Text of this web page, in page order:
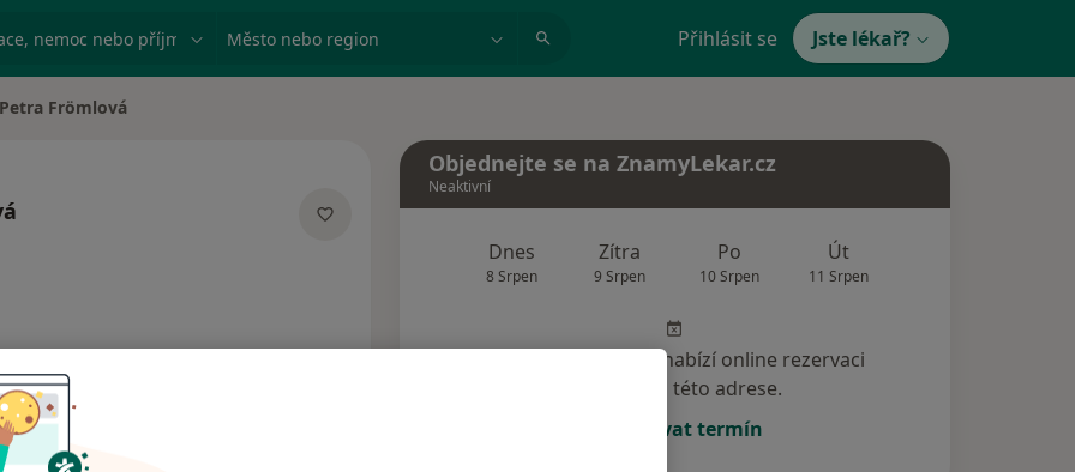
nemoc nebo příjmení Město nebo region Přihlásit se Jste lékař?
města
Petra Frömlová
Objednejte se na ZnamyLekar.cz
Neaktivní
Dnes
8 Srpen
Zítra
9 Srpen
Po
10 Srpen
Út
11 Srpen
Tento specialista nenabízí online rezervaci
termínu na této adrese.
Rezervovat termín